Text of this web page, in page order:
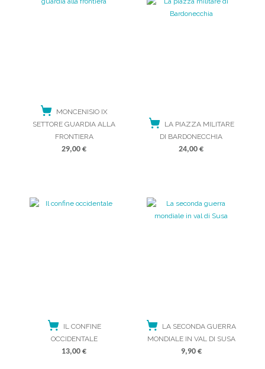
MONCENISIO IX
SETTORE GUARDIA ALLA
FRONTIERA
29,00 €
LA PIAZZA MILITARE
DI BARDONECCHIA
24,00 €
IL CONFINE
OCCIDENTALE
13,00 €
LA SECONDA GUERRA
MONDIALE IN VAL DI SUSA
9,90 €